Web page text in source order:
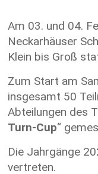
Am 03. und 04.
Neckarhäuser
Klein bis Groß
Zum Start am
insgesamt 50
Abteilungen des
Turn-Cup“
Die Jahrgänge
vertreten.